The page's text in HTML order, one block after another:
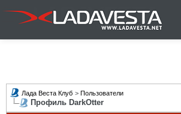
Лада Веста Клуб > Пользователи
Профиль DarkOtter